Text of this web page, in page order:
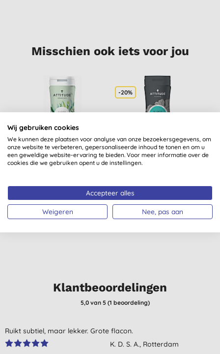
Misschien ook iets voor jou
Attitude Super Leaves
- Nourishing &
Strengthening (droog
haar)
€ 12,45 KOPEN
-20%
Attitude Super Leaves
Douchegel voor
Mannen - 2 in 1 Scalp
Care
€ 9,72 KOPEN
Klantbeoordelingen
5,0van 5 (1 beoordeling)
Ruikt subtiel, maar lekker. Grote flacon.
K. D. S. A., Rotterdam
Wij gebruiken cookies
We kunnen deze plaatsen voor analyse van onze bezoekersgegevens, om
onze website te verbeteren, gepersonaliseerde inhoud te tonen en om u
een geweldige website-ervaring te bieden. Voor meer informatie over de
cookies die we gebruiken opent u de instellingen.
Accepteer alles
Weigeren Nee, pas aan